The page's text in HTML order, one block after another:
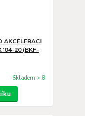
AKCELERACI
'04-20 (BKF-
Skladem > 8